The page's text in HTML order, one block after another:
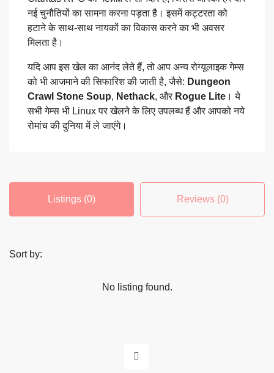
नई चुनौतियों का सामना करना पड़ता है। इसमें कट्टरता को
हटाने के साथ-साथ नायकों का विकास करने का भी अवसर
मिलता है।
यदि आप इस खेल का आनंद लेते हैं, तो आप अन्य रोग्यूलाइक गेम्स
को भी आजमाने की सिफारिश की जाती है, जैसे: Dungeon
Crawl Stone Soup, Nethack, और Rogue Lite । ये
सभी गेम्स भी Linux पर खेलने के लिए उपलब्ध हैं और आपको नये
रोमांच की दुनिया में ले जाएंगे।
Listings (0) Reviews (0)
Sort by:
No listing found.